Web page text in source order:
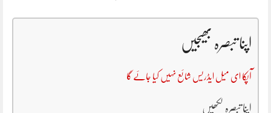
اپنا تبصرہ بھیجیں
آپکا ای میل ایڈریس شائع نہیں کیا جائے گا
اپنا تبصرہ لکھیں